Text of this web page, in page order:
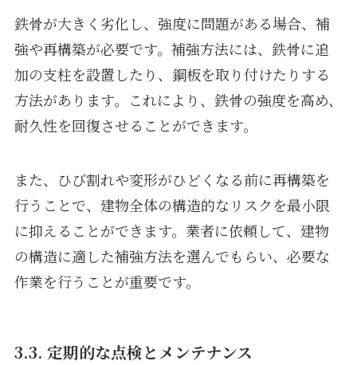
鉄骨が大きく劣化し、強度に問題がある場合、補
強や再構築が必要です。補強方法には、鉄骨に追
加の支柱を設置したり、鋼板を取り付けたりする
方法があります。これにより、鉄骨の強度を高め、
耐久性を回復させることができます。
また、ひび割れや変形がひどくなる前に再構築を
行うことで、建物全体の構造的なリスクを最小限
に抑えることができます。業者に依頼して、建物
の構造に適した補強方法を選んでもらい、必要な
作業を行うことが重要です。
3.3. 定期的な点検とメンテナンス